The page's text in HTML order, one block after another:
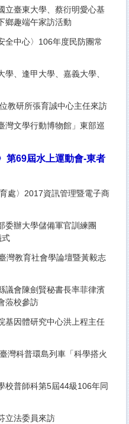
立臺東大學、蔡衍明愛心基
鄉趣端午家訪活動
全中心〉106年度民防團常
學、逢甲大學、嘉義大學、
教研所張育誠中心主任來訪
灣文學行動博物館」東部巡
第69屆水上運動會-東者
處〉2017資訊管理暨電子商
委辦大學儲備軍官訓練團
式
灣教育社會學論壇暨黃毅志
議會陳劍賢秘書長率菲律濱
蒞校參訪
基因體研究中心洪上程主任
灣科普環島列車「科學搭火
校普師科第5屆44級106年同
立法委員來訪